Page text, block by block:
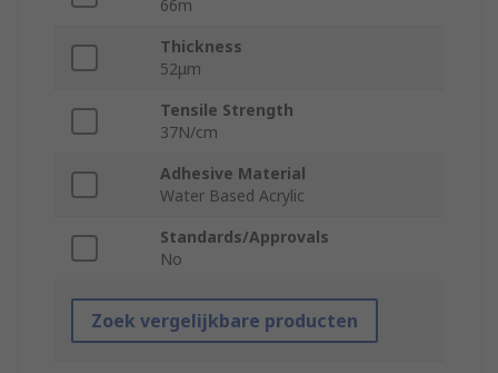
66m
Thickness
52μm
Tensile Strength
37N/cm
Adhesive Material
Water Based Acrylic
Standards/Approvals
No
Zoek vergelijkbare producten